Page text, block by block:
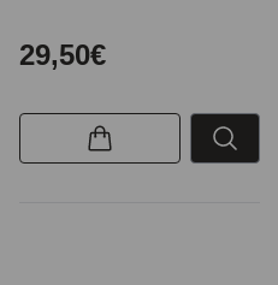
29,50€